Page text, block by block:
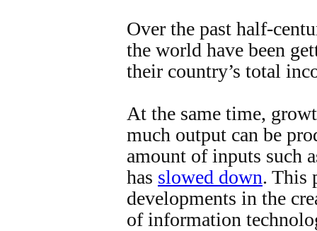
Over the past half-
the world have been
their country’s total
At the same time,
much output can be
amount of inputs such
has slowed down. This
developments in the
of information